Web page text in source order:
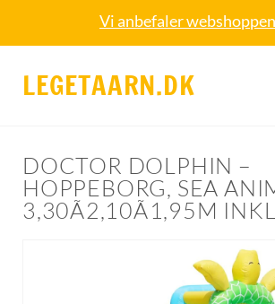
Vi anbefaler
LEGETAARN.DK
DOCTOR DOLPHIN –
HOPPEBORG, SEA
3,30Ã2,10Ã1,95M